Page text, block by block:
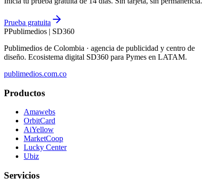
Prueba gratuita
PPublimedios | SD360
Publimedios de Colombia · agencia de publicidad y centro de
diseño. Ecosistema digital SD360 para Pymes en LATAM.
publimedios.com.co
Productos
Amawebs
OrbitCard
AiYellow
MarketCoop
Lucky Center
Ubiz
Servicios